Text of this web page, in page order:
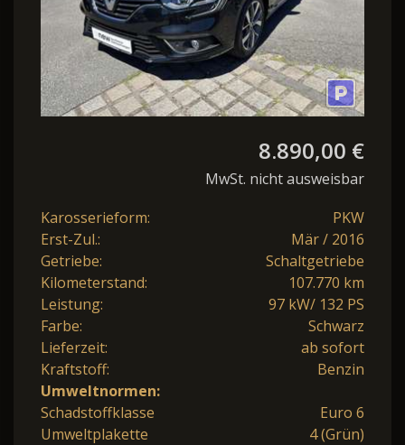
8.890,00 €
MwSt. nicht ausweisbar
Karosserieform:
PKW
Erst-Zul.:
Mär / 2016
Getriebe:
Schaltgetriebe
Kilometerstand:
107.770 km
Leistung:
97 kW/ 132 PS
Farbe:
Schwarz
Lieferzeit:
ab sofort
Kraftstoff:
Benzin
Umweltnormen:
Schadstoffklasse
Euro 6
Umweltplakette
4 (Grün)